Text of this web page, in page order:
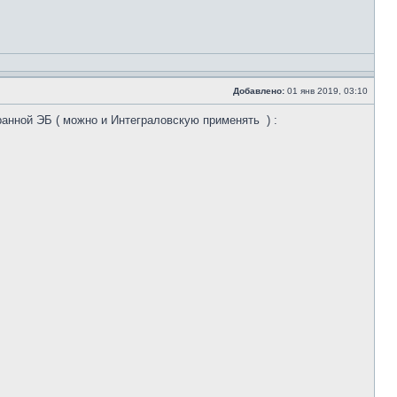
Добавлено: 01 янв 2019, 03:10
ЭБ ( можно и Интеграловскую применять ) :